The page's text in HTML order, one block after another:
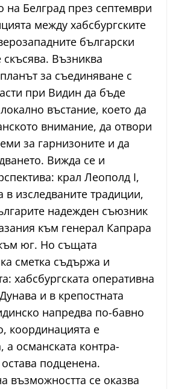
на Белград през септември
между хабсбургските
български
Възниква
за съединяване с
при Видин да бъде
въстание, което да
внимание, да отвори
за гарнизоните и да
Вижда се и
крал Леополд I,
в изследваните традиции,
надежден съюзник
към генерал Капрара
юг. Но същата
сметка съдържа и
хабсбургската оперативна
и в крепостната
напредва по-бав­но
координацията е
османската контра-
подценена.
възможността се оказва